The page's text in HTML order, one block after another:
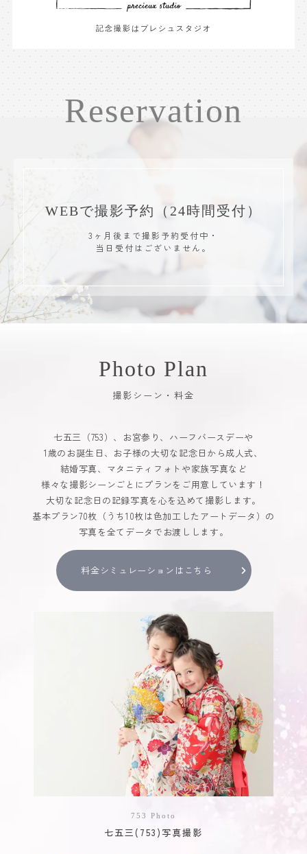
記念撮影はプレシュスタジオ
Reservation
WEBで撮影予約 （24時間受付）
3ヶ月後まで撮影予約受付中・
当日受付はございません。
Photo Plan
撮影シーン・料金
七五三（753）、お宮参り、ハーフバースデーや
1歳のお誕生日、お子様の大切な記念日から成人式、
結婚写真、マタニティフォトや家族写真など
様々な撮影シーンごとにプランをご用意しています！
大切な記念日の記録写真を心を込めて撮影します。
基本プラン70枚（うち10枚は色加工したアートデータ）の
写真を全てデータでお渡しします。
料金シミュレーションはこちら
753 Photo
七五三(753)写真撮影